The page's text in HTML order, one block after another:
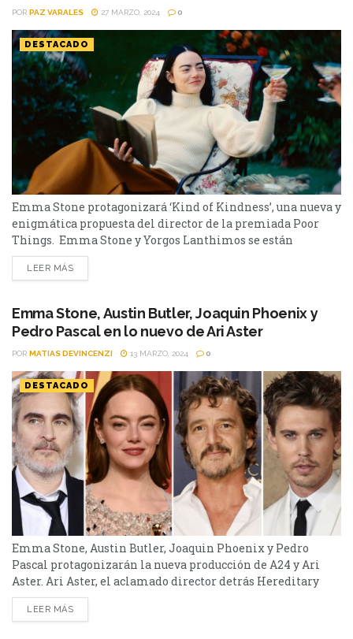
POR PAZ VARALES 27 MARZO, 2024 0
DESTACADO
Emma Stone protagonizará ‘Kind of Kindness’, una nueva y
enigmática propuesta del director de la premiada Poor
Things. Emma Stone y Yorgos Lanthimos se están
convirtiendo en una de las duplas creativas más
productivas y buscadas de Hollywood. La actriz y el director
Things, ya tienen en camino Kind of Kindness, la próxima
película que...
LEER MÁS
Emma Stone, Austin Butler, Joaquin Phoenix y
Pedro Pascal en lo nuevo de Ari Aster
POR MATIAS DEVINCENZI 13 MARZO, 2024 0
DESTACADO
Emma Stone, Austin Butler, Joaquin Phoenix y Pedro
Pascal protagonizarán la nueva producción de A24 y Ari
Aster. Ari Aster, el aclamado director detrás Hereditary
(2018), Midsommar (2019) y Beau Is Afraid (2023), oficializó
el reparto de Eddington, su próxima producción. Joaquin
LEER MÁS